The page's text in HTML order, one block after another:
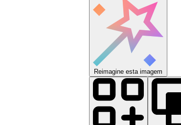
Reimagine esta imagem